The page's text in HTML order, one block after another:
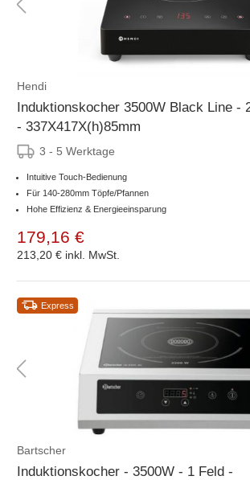
Hendi
Induktionskocher 3500W Black Line -
- 337X417X(h)85mm
3 - 5 Werktage
Intuitive Touch-Bedienung
Für 140-280mm Töpfe/Pfannen
Hohe Effizienz & Energieeinsparung
179,16 €
213,20 € inkl. MwSt.
Express
Bartscher
Induktionskocher - 3500W - 1 Feld -